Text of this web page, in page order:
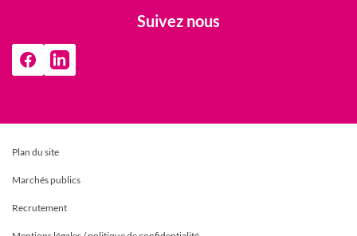
Suivez nous
Plan du site
Marchés publics
Recrutement